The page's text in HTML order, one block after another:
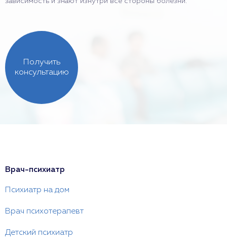
Получить
консультацию
Врач-психиатр
Психиатр на дом
Врач психотерапевт
Детский психиатр